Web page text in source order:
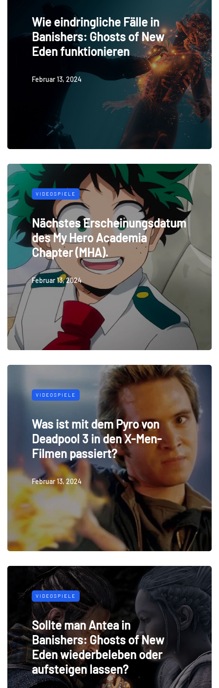
Wie eindringliche Fälle in
Banishers: Ghosts of New
Eden funktionieren
Februar 13, 2024
VIDEOSPIELE
Nächstes Erscheinungsdatum
des My Hero Academia
Chapter (MHA).
Februar 13, 2024
VIDEOSPIELE
Was ist mit dem Pyro von
Deadpool 3 in den X-Men-
Filmen passiert?
Februar 13, 2024
VIDEOSPIELE
Sollte man Antea in
Banishers: Ghosts of New
Eden wiederbeleben oder
aufsteigen lassen?